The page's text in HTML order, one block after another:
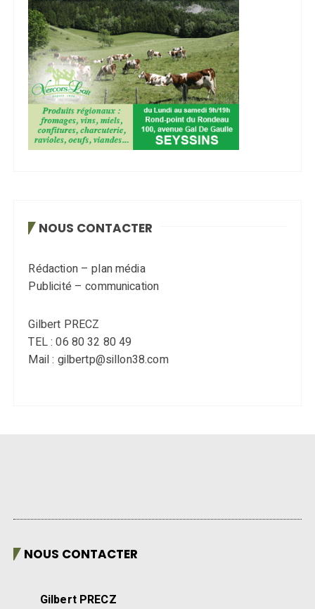
NOUS CONTACTER
Rédaction – plan média
Publicité – communication
Gilbert PRECZ
TEL : 06 80 32 80 49
Mail : gilbertp@sillon38.com
NOUS CONTACTER
Gilbert PRECZ